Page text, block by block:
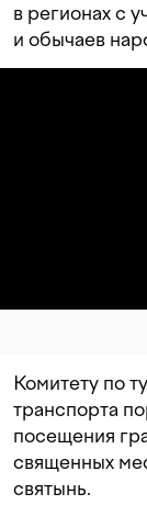
в регионах с
и обычаев
Комитету по
транспорта
посещения
священных
святынь.